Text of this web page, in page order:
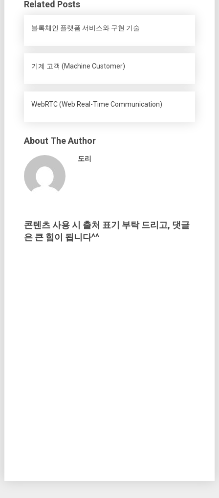
Related Posts
블록체인 플랫폼 서비스와 구현 기술
기계 고객 (Machine Customer)
WebRTC (Web Real-Time Communication)
About The Author
도리
콘텐츠 사용 시 출처 표기 부탁 드리고, 댓글
은 큰 힘이 됩니다^^